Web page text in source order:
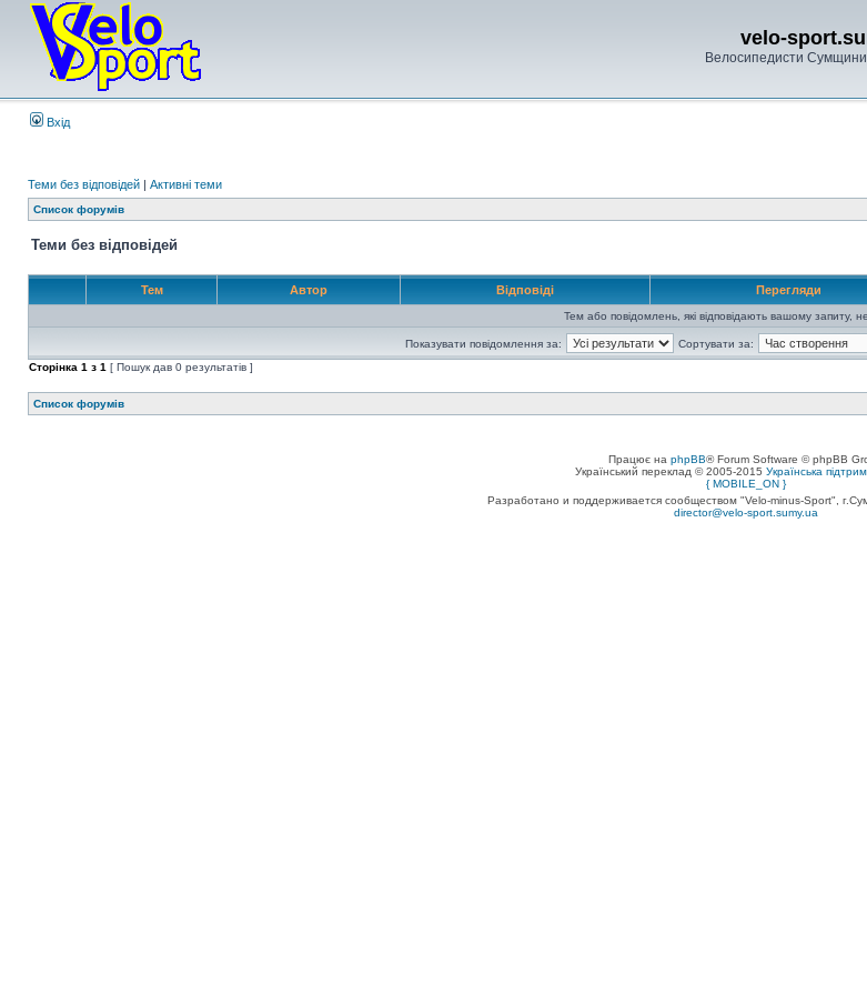
velo-
Велосипедисти
Вхід
Теми без відповідей | Активні теми
Список форумів
Теми без відповідей
Тем Автор Відповіді Перегляди
Тем або повідомлень, які відповідають вашому запиту,
Показувати повідомлення за:
Сортувати за:
Сторінка 1 з 1 [ Пошук дав 0 результатів ]
Список форумів
Працює на phpBB® Forum Software © phpBB
Український переклад © 2005-2015 Українська
{ MOBILE_ON }
Разработано и поддерживается сообществом "Velo-minus-Sport",
director@velo-sport.sumy.ua